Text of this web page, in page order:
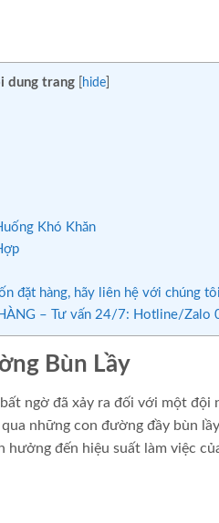
dung trang hide
Khó Khăn
đặt hàng, hãy liên hệ với chúng
– Tư vấn 24/7: Hotline/
Bùn Lầy
ngờ đã xảy ra đối với một đội
những con đường đầy bùn
đến hiệu suất làm việc